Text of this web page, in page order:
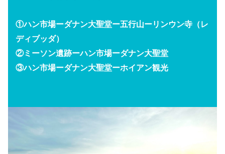
①ハン市場ーダナン大聖堂ー五行山ーリンウン寺（レ
ディブッダ）
②ミーソン遺跡ーハン市場ーダナン大聖堂
③ハン市場ーダナン大聖堂ーホイアン観光